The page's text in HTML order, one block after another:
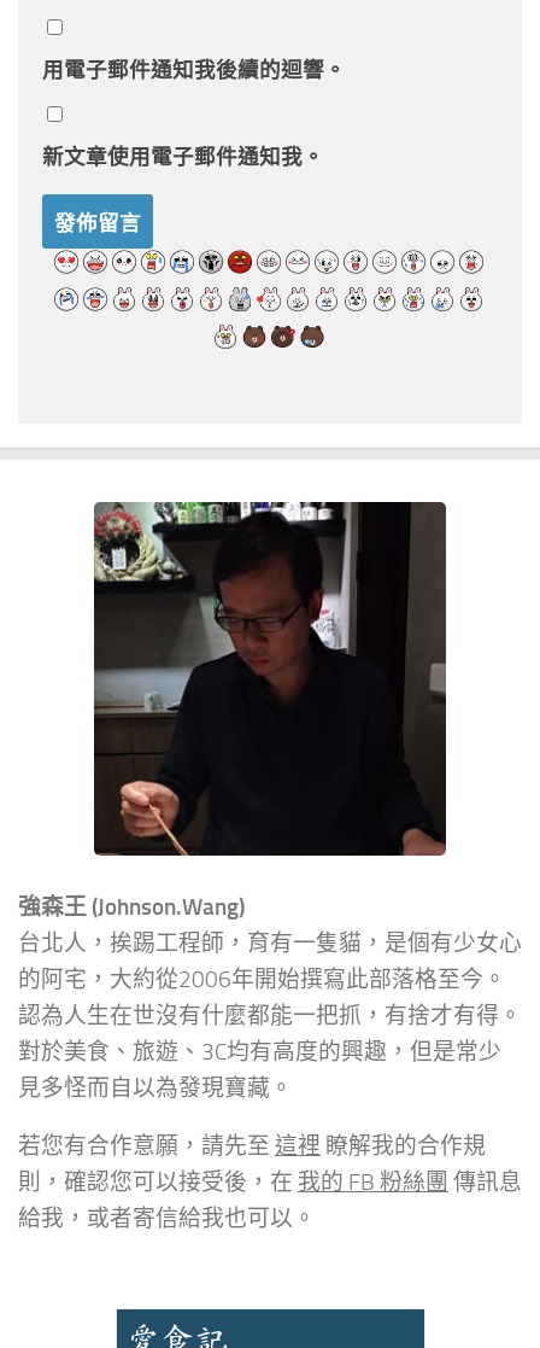
用電子郵件通知我後續的迴響。
新文章使用電子郵件通知我。
強森王 (Johnson.Wang)
台北人，挨踢工程師，育有一隻貓，是個有少女心
的阿宅，大約從2006年開始撰寫此部落格至今。
認為人生在世沒有什麼都能一把抓，有捨才有得。
對於美食、旅遊、3C均有高度的興趣，但是常少
見多怪而自以為發現寶藏。
若您有合作意願，請先至 這裡 瞭解我的合作規
則，確認您可以接受後，在 我的 FB 粉絲團 傳訊息
給我，或者寄信給我也可以。